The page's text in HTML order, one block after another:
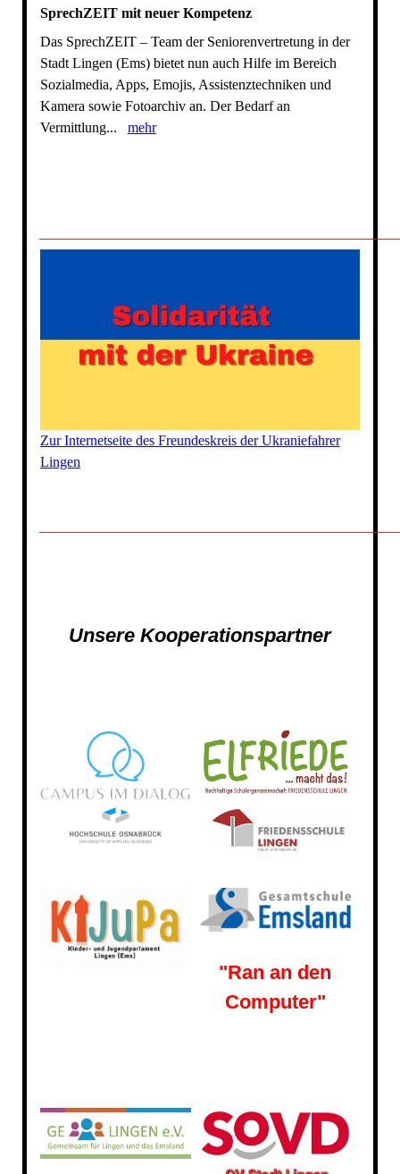
SprechZEIT mit neuer Kompetenz
Das SprechZEIT – Team der Seniorenvertretung in der
Stadt Lingen (Ems) bietet nun auch Hilfe im Bereich
Sozialmedia, Apps, Emojis, Assistenztechniken und
Kamera sowie Fotoarchiv an. Der Bedarf an
Vermittlung... mehr
Zur Internetseite des Freundeskreis der Ukraniefahrer
Lingen
Unsere Kooperationspartner
"Ran an den
Computer"